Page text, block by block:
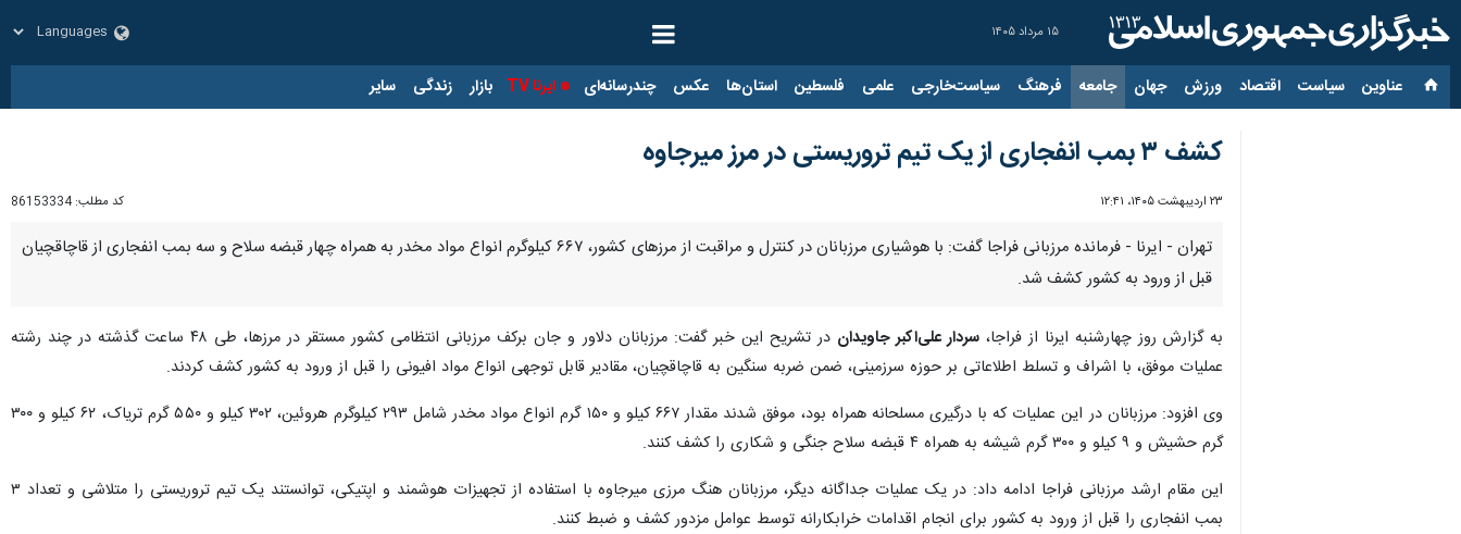
۱۵ مرداد ۱۴۰۵
عناوین‌ سیاست اقتصاد ورزش جهان جامعه فرهنگ سیاست‌خارجی علمی فلسطین استان‌ها عکس چندرسانه‌ای ایرنا TV بازار زندگی سایر
کشف ۳ بمب انفجاری از یک تیم تروریستی در مرز میرجاوه
۲۳ اردیبهشت ۱۴۰۵، ۱۲:۴۱ کد مطلب: 86153334
تهران - ایرنا - فرمانده مرزبانی فراجا گفت: با هوشیاری مرزبانان در کنترل و مراقبت از مرزهای کشور، ۶۶۷ کیلوگرم انواع مواد مخدر به همراه چهار قبضه سلاح و سه بمب انفجاری از قاچاقچیان
قبل از ورود به کشور کشف شد.
به گزارش روز چهارشنبه ایرنا از فراجا،سردار علی‌اکبر جاویدان
در تشریح این خبر گفت: مرزبانان دلاور و جان برکف مرزبانی انتظامی کشور مستقر در مرزها، طی ۴۸ ساعت گذشته در چند رشته
عملیات موفق، با اشراف و تسلط اطلاعاتی بر حوزه سرزمینی، ضمن ضربه سنگین به قاچاقچیان، مقادیر قابل توجهی انواع مواد افیونی را قبل از ورود به کشور کشف کردند.
وی افزود: مرزبانان در این عملیات‌ که با درگیری مسلحانه همراه بود، موفق شدند مقدار ۶۶۷ کیلو و ۱۵۰ گرم انواع مواد مخدر شامل ۲۹۳ کیلوگرم هروئین، ۳۰۲ کیلو و ۵۵۰ گرم تریاک، ۶۲ کیلو و ۳۰۰
گرم حشیش و ۹ کیلو و ۳۰۰ گرم شیشه به همراه ۴ قبضه سلاح جنگی و شکاری را کشف کنند.
این مقام ارشد مرزبانی فراجا ادامه داد: در یک عملیات جداگانه دیگر، مرزبانان هنگ مرزی میرجاوه با استفاده از تجهیزات هوشمند و اپتیکی، توانستند یک تیم تروریستی را متلاشی و تعداد ۳
بمب انفجاری را قبل از ورود به کشور برای انجام اقدامات خرابکارانه توسط عوامل مزدور کشف و ضبط کنند.